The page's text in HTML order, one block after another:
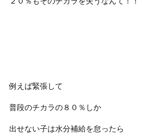
例えば緊張して
普段のチカラの８０％しか
出せない子は水分補給を怠ったら